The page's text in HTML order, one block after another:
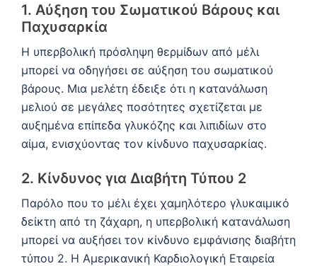
1. Αύξηση του Σωματικού Βάρους και
Παχυσαρκία
Η υπερβολική πρόσληψη θερμίδων από μέλι
μπορεί να οδηγήσει σε αύξηση του σωματικού
βάρους. Μια μελέτη έδειξε ότι η κατανάλωση
μελιού σε μεγάλες ποσότητες σχετίζεται με
αυξημένα επίπεδα γλυκόζης και λιπιδίων στο
αίμα, ενισχύοντας τον κίνδυνο παχυσαρκίας.
2. Κίνδυνος για Διαβήτη Τύπου 2
Παρόλο που το μέλι έχει χαμηλότερο γλυκαιμικό
δείκτη από τη ζάχαρη, η υπερβολική κατανάλωση
μπορεί να αυξήσει τον κίνδυνο εμφάνισης διαβήτη
τύπου 2. Η Αμερικανική Καρδιολογική Εταιρεία